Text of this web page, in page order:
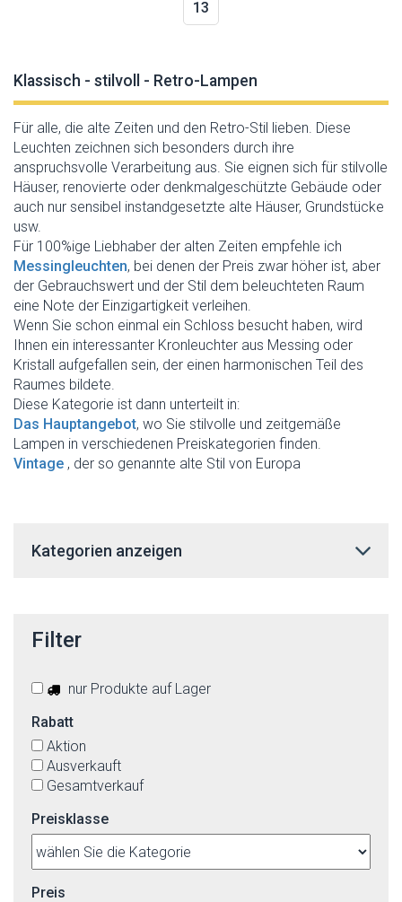
13
Klassisch - stilvoll - Retro-Lampen
Für alle, die alte Zeiten und den Retro-Stil lieben. Diese
Leuchten zeichnen sich besonders durch ihre
anspruchsvolle Verarbeitung aus. Sie eignen sich für stilvolle
Häuser, renovierte oder denkmalgeschützte Gebäude oder
auch nur sensibel instandgesetzte alte Häuser, Grundstücke
usw.
Für 100%ige Liebhaber der alten Zeiten empfehle ich
Messingleuchten, bei denen der Preis zwar höher ist, aber
der Gebrauchswert und der Stil dem beleuchteten Raum
eine Note der Einzigartigkeit verleihen.
Wenn Sie schon einmal ein Schloss besucht haben, wird
Ihnen ein interessanter Kronleuchter aus Messing oder
Kristall aufgefallen sein, der einen harmonischen Teil des
Raumes bildete.
Diese Kategorie ist dann unterteilt in:
Das Hauptangebot, wo Sie stilvolle und zeitgemäße
Lampen in verschiedenen Preiskategorien finden.
Vintage , der so genannte alte Stil von Europa
Kategorien anzeigen
Filter
nur Produkte auf Lager
Rabatt
Aktion
Ausverkauft
Gesamtverkauf
Preisklasse
Preis